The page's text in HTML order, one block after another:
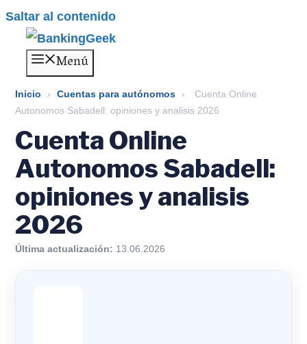
Saltar al contenido
Menú
Inicio › Cuentas para autónomos ›
Cuenta Online
Autonomos Sabadell: opiniones y analisis 2026
Cuenta Online
Autonomos Sabadell:
opiniones y analisis
2026
Última actualización: 13.06.2026